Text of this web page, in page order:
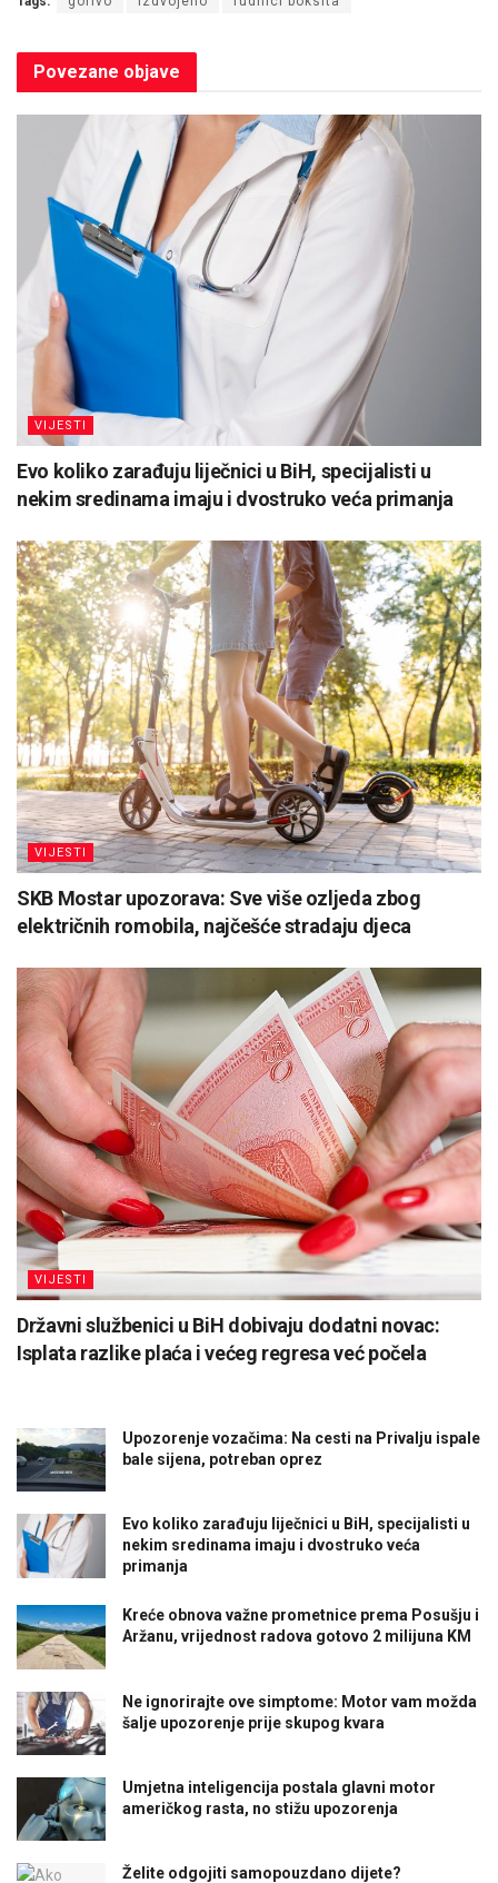
Povezane objave
VIJESTI
Evo koliko zarađuju liječnici u BiH, specijalisti u
nekim sredinama imaju i dvostruko veća primanja
VIJESTI
SKB Mostar upozorava: Sve više ozljeda zbog
električnih romobila, najčešće stradaju djeca
VIJESTI
Državni službenici u BiH dobivaju dodatni novac:
Isplata razlike plaća i većeg regresa već počela
Upozorenje vozačima: Na cesti na Privalju ispale
bale sijena, potreban oprez
Evo koliko zarađuju liječnici u BiH, specijalisti u
nekim sredinama imaju i dvostruko veća
primanja
Kreće obnova važne prometnice prema Posušju i
Aržanu, vrijednost radova gotovo 2 milijuna KM
Ne ignorirajte ove simptome: Motor vam možda
šalje upozorenje prije skupog kvara
Umjetna inteligencija postala glavni motor
američkog rasta, no stižu upozorenja
Želite odgojiti samopouzdano dijete?